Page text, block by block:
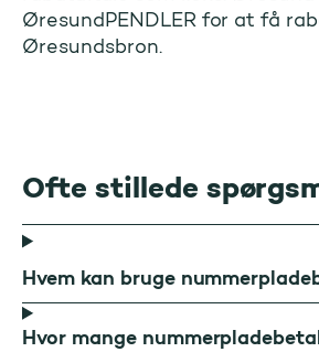
ØresundPENDLER for at få
Øresundsbron.
Ofte stillede
Hvem kan bruge
Hvor mange